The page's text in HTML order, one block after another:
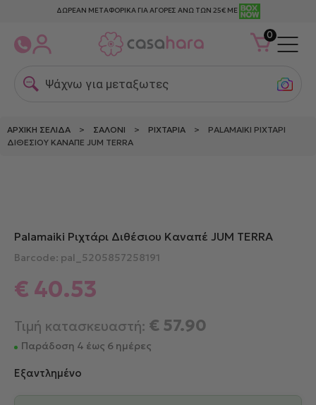
ΔΩΡΕΑΝ ΜΕΤΑΦΟΡΙΚΑ ΓΙΑ ΑΓΟΡΕΣ ΑΝΩ ΤΩΝ 25€ ΜΕ
0
Ψάχνω για μεταξωτες μα
ΑΡΧΙΚΉ ΣΕΛΊΔΑ > ΣΑΛΌΝΙ > ΡΙΧΤΆΡΙΑ > PALAMAIKI ΡΙΧΤΆΡΙ
ΔΙΘΈΣΙΟΥ ΚΑΝΑΠΈ JUM TERRA
Palamaiki Ριχτάρι Διθέσιου Καναπέ JUM TERRA
Barcode: pal_5205857258191
€ 40.53
Τιμή κατασκευαστή: € 57.90
Παράδοση 4 έως 6 ημέρες
Εξαντλημένο